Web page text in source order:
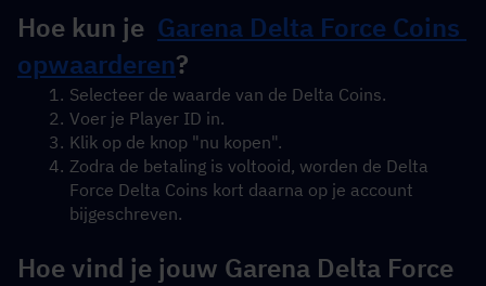
Hoe kun je Garena Delta Force Coins
opwaarderen?
Selecteer de waarde van de Delta Coins.
Voer je Player ID in.
Klik op de knop "nu kopen".
Zodra de betaling is voltooid, worden de Delta
Force Delta Coins kort daarna op je account
bijgeschreven.
Hoe vind je jouw Garena Delta Force